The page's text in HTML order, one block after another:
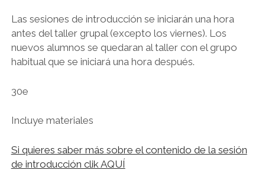
Las sesiones de introducción se iniciarán una hora
antes del taller grupal (excepto los viernes). Los
nuevos alumnos se quedaran al taller con el grupo
habitual que se iniciará una hora después.
30e
Incluye materiales
Si quieres saber más sobre el contenido de la sesión
de introducción clik AQUÍ